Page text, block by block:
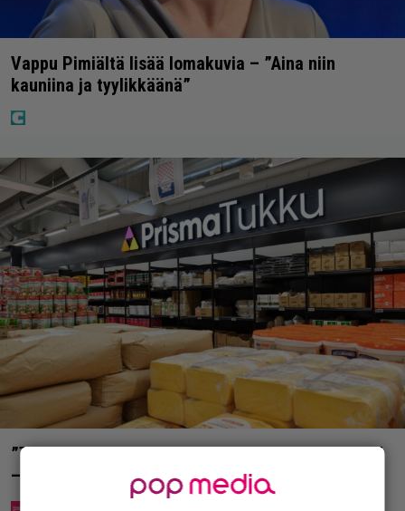
Vappu Pimiältä lisää lomakuvia – ”Aina niin
kauniina ja tyylikkäänä”
”Tavallista suurempia pakkauksia myös perheille”
– tänne aukee Suomen toinen Prisma Tukku